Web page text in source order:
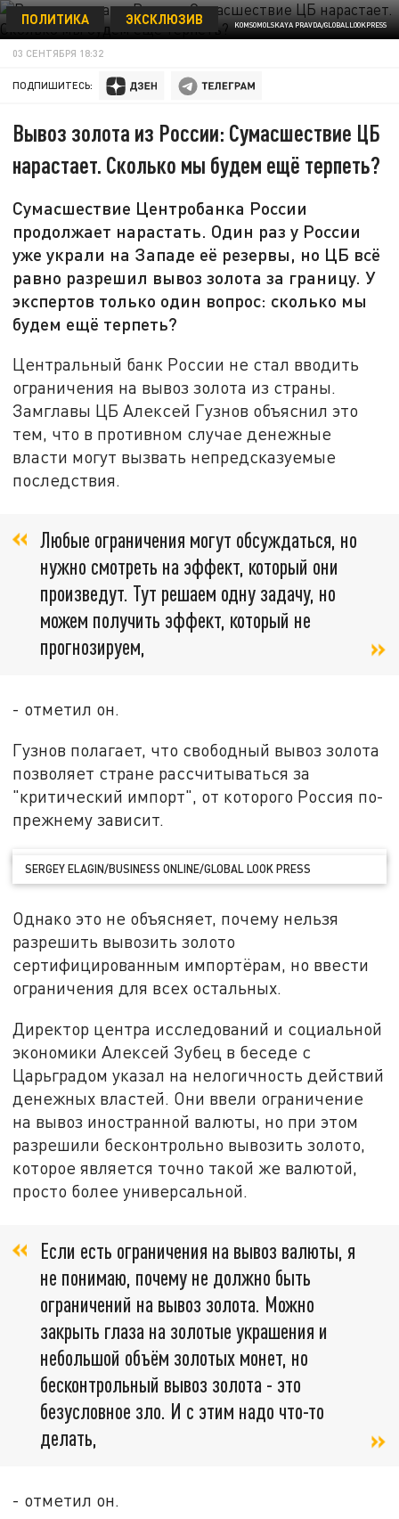
KOMSOMOLSKAYA PRAVDA/GLOBALLOOKPRESS
ПОЛИТИКА ЭКСКЛЮЗИВ
03 СЕНТЯБРЯ 18:32
ПОДПИШИТЕСЬ:
Вывоз золота из России: Сумасшествие ЦБ
нарастает. Сколько мы будем ещё терпеть?
Сумасшествие Центробанка России
продолжает нарастать. Один раз у России
уже украли на Западе её резервы, но ЦБ всё
равно разрешил вывоз золота за границу. У
экспертов только один вопрос: сколько мы
будем ещё терпеть?
Центральный банк России не стал вводить
ограничения на вывоз золота из страны.
Замглавы ЦБ Алексей Гузнов объяснил это
тем, что в противном случае денежные
власти могут вызвать непредсказуемые
последствия.
Любые ограничения могут обсуждаться, но
нужно смотреть на эффект, который они
произведут. Тут решаем одну задачу, но
можем получить эффект, который не
прогнозируем,
- отметил он.
Гузнов полагает, что свободный вывоз золота
позволяет стране рассчитываться за
"критический импорт", от которого Россия по-
прежнему зависит.
SERGEY ELAGIN/BUSINESS ONLINE/GLOBAL LOOK PRESS
Однако это не объясняет, почему нельзя
разрешить вывозить золото
сертифицированным импортёрам, но ввести
ограничения для всех остальных.
Директор центра исследований и социальной
экономики Алексей Зубец в беседе с
Царьградом указал на нелогичность действий
денежных властей. Они ввели ограничение
на вывоз иностранной валюты, но при этом
разрешили бесконтрольно вывозить золото,
которое является точно такой же валютой,
просто более универсальной.
Если есть ограничения на вывоз валюты, я
не понимаю, почему не должно быть
ограничений на вывоз золота. Можно
закрыть глаза на золотые украшения и
небольшой объём золотых монет, но
бесконтрольный вывоз золота - это
безусловное зло. И с этим надо что-то
делать,
- отметил он.